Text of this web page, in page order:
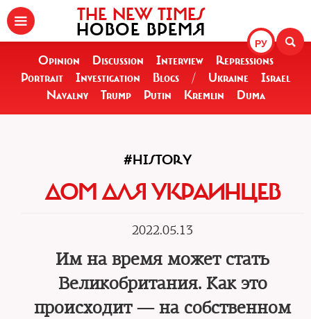
РУ
THE NEW TIMES
НОВОЕ ВРЕМЯ
Opinion Discussion Interview
Repressions
Portrait
Investigation Blogs / Ukraine
Israel
Navalny
Trump Putin Kremlin Duma
#HISTORY
ДОМ ДЛЯ УКРАИНЦЕВ
2022.05.13
Им на время может стать
Великобритания. Как это
происходит — на собственном